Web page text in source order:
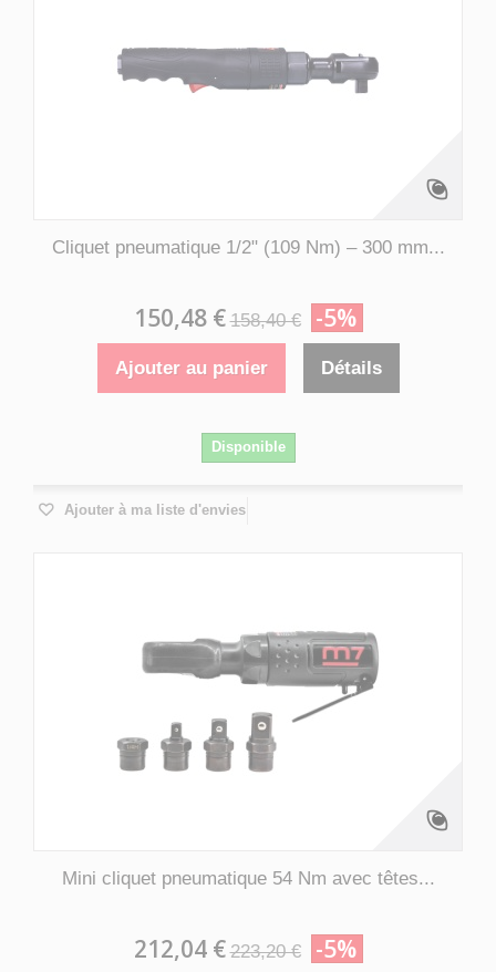
Cliquet pneumatique 1/2" (109 Nm) – 300 mm...
150,48 € 158,40 € -5%
Ajouter au panier Détails
Disponible
Ajouter à ma liste d'envies
Mini cliquet pneumatique 54 Nm avec têtes...
212,04 € 223,20 € -5%